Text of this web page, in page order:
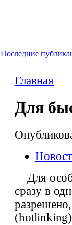
Последние
Главная
Для
Для
сразу в
(hotlinking)